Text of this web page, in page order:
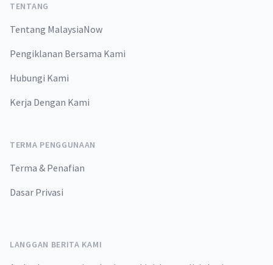
TENTANG
Tentang MalaysiaNow
Pengiklanan Bersama Kami
Hubungi Kami
Kerja Dengan Kami
TERMA PENGGUNAAN
Terma & Penafian
Dasar Privasi
LANGGAN BERITA KAMI